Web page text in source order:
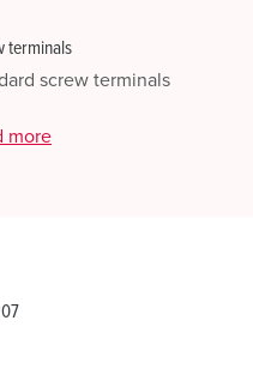
terminals
screw terminals
more